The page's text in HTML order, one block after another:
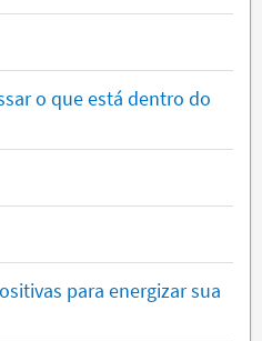
o que está dentro do
para energizar sua